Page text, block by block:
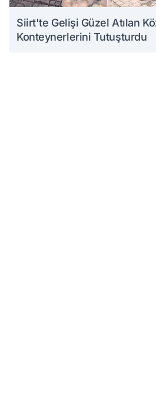
Siirt'te Gelişi Güzel Atılan
Konteynerlerini Tutuşturdu